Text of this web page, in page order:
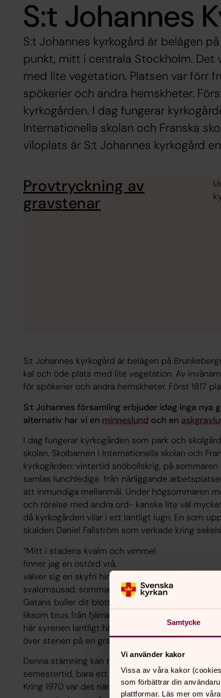
Samtycke
Vi använder kakor
Vissa av våra kakor
som förbättrar din
plattformar. Läs mer om
S:t Johannes
S:t Johannes kyrkogård är belägen
punkt, mitt i centrala Stockholm. Det
med lite vegetation. Platsen var förr
spökerier och andra hemskheter.
kyrkogården. I dag fungerar
Internationella skolan och Franska
viloplats är S:t Johannes kyrkogård
Provtryckning av
gravstenar
S:t Johannes kyrkogård är belägen på
kal och öde plats med lite vegetation. Av
för spökerier och andra hemskheter. Först 1817
S:t Johannes församling erbjuder idag inga nya
alternativ har vi en minneslund och en
I dag fungerar kyrkogården som park och
skolan. Skolbarnen i Internationella skolan och
kyrkogården: vintertid snöbollskrig, på
samlas lunchlediga från närliggande
att inmundiga mellanmål. Under högsommaren
och rörelse med andra ord- kanske lite väl
då kyrkogården vilar i ett lantligt lugn. En som
skalden Daniel Fallström som verkade kring
”Mitt i stadens kvalm och vimmel
finner jag en ostörd vrå,
välver sig en skyfri himmel
svalomsusad, sommarblå.
Gatans buller dit blott tränger
liksom brus från fjärran hav
här syrenen lantligt hänger
över stenen på en grav."
Denna stämning kan man fortfarande avnjuta en
semestertid, bara ett stenkast (bokstavligen)
Kring 1970 var det nära ögat att området kring